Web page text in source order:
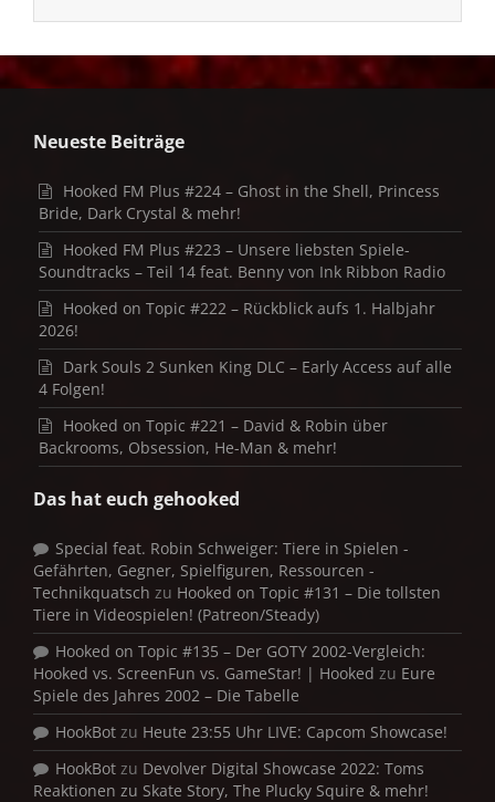
Neueste Beiträge
Hooked FM Plus #224 – Ghost in the Shell, Princess
Bride, Dark Crystal & mehr!
Hooked FM Plus #223 – Unsere liebsten Spiele-
Soundtracks – Teil 14 feat. Benny von Ink Ribbon Radio
Hooked on Topic #222 – Rückblick aufs 1. Halbjahr
2026!
Dark Souls 2 Sunken King DLC – Early Access auf alle
4 Folgen!
Hooked on Topic #221 – David & Robin über
Backrooms, Obsession, He-Man & mehr!
Das hat euch gehooked
Special feat. Robin Schweiger: Tiere in Spielen -
Gefährten, Gegner, Spielfiguren, Ressourcen -
Technikquatsch zu Hooked on Topic #131 – Die tollsten
Tiere in Videospielen! (Patreon/Steady)
Hooked on Topic #135 – Der GOTY 2002-Vergleich:
Hooked vs. ScreenFun vs. GameStar! | Hooked zu Eure
Spiele des Jahres 2002 – Die Tabelle
HookBot zu Heute 23:55 Uhr LIVE: Capcom Showcase!
HookBot zu Devolver Digital Showcase 2022: Toms
Reaktionen zu Skate Story, The Plucky Squire & mehr!